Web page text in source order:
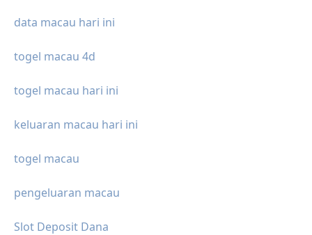
data macau hari ini
togel macau 4d
togel macau hari ini
keluaran macau hari ini
togel macau
pengeluaran macau
Slot Deposit Dana